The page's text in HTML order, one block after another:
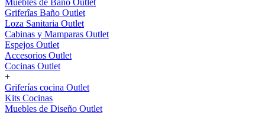
Muebles de Baño Outlet
Griferîas Baño Outlet
Loza Sanitaria Outlet
Cabinas y Mamparas Outlet
Espejos Outlet
Accesorios Outlet
Cocinas Outlet
+
Griferías cocina Outlet
Kits Cocinas
Muebles de Diseño Outlet